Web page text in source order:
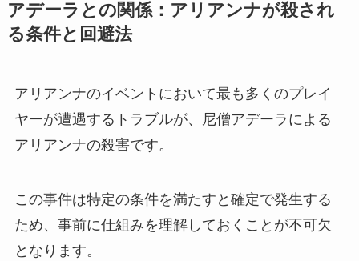
アデーラとの関係：アリアンナが殺され
る条件と回避法
アリアンナのイベントにおいて最も多くのプレイ
ヤーが遭遇するトラブルが、尼僧アデーラによる
アリアンナの殺害です。
この事件は特定の条件を満たすと確定で発生する
ため、事前に仕組みを理解しておくことが不可欠
となります。